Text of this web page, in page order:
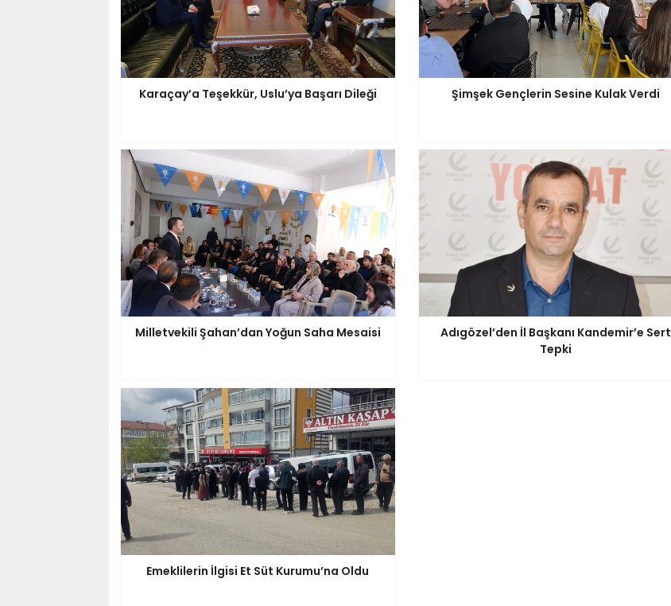
Karaçay’a Teşekkür, Uslu’ya Başarı Dileği Şimşek Gençlerin Sesine Kulak Verdi
Milletvekili Şahan’dan Yoğun Saha Mesaisi
Adıgözel’den İl Başkanı Kandemir’e Sert
Tepki
Emeklilerin İlgisi Et Süt Kurumu’na Oldu